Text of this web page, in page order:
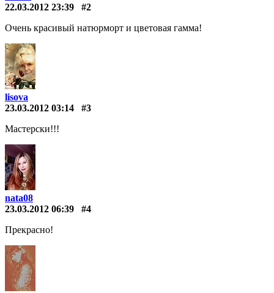
22.03.2012 23:39
#2
Очень красивый натюрморт и цветовая гамма!
lisova
23.03.2012 03:14
#3
Мастерски!!!
nata08
23.03.2012 06:39
#4
Прекрасно!